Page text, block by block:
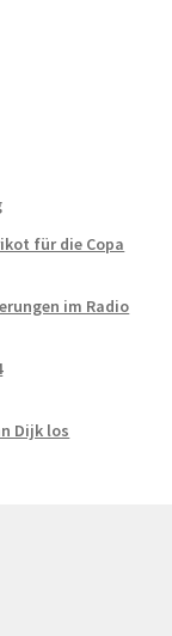
für die Copa
im Radio
Dijk los